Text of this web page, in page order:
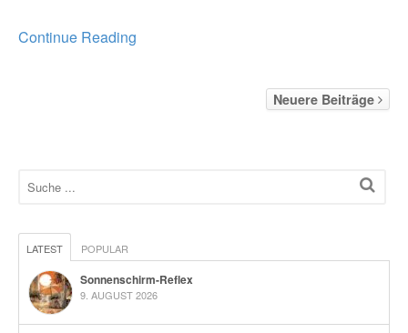
Continue Reading
Neuere Beiträge
LATEST POPULAR
Sonnenschirm-Reflex
9. AUGUST 2026